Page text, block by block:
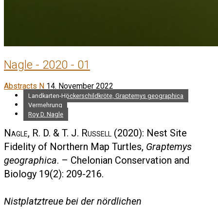
Nagle - 2020 - 01
Abstracts N 14. November 2022
Landkarten-Höckerschildkröte, Graptemys geographica
Vermehrung
Roy D. Nagle
Nagle, R. D. & T. J. Russell (2020): Nest Site
Fidelity of Northern Map Turtles, Graptemys
geographica. – Chelonian Conservation and
Biology 19(2): 209-216.
Nistplatztreue bei der nördlichen